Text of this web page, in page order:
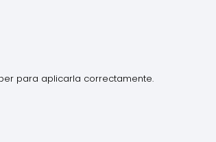
para aplicarla correctamente.